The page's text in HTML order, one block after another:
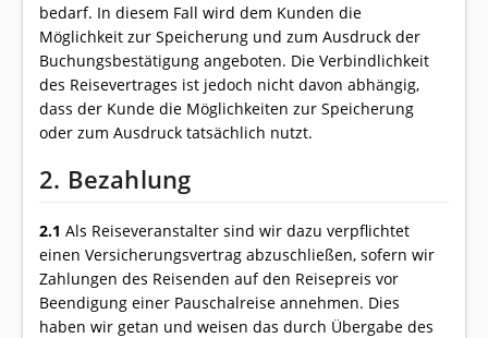
bedarf. In diesem Fall wird dem Kunden die
Möglichkeit zur Speicherung und zum Ausdruck der
Buchungsbestätigung angeboten. Die Verbindlichkeit
des Reisevertrages ist jedoch nicht davon abhängig,
dass der Kunde die Möglichkeiten zur Speicherung
oder zum Ausdruck tatsächlich nutzt.
2. Bezahlung
2.1 Als Reiseveranstalter sind wir dazu verpflichtet
einen Versicherungsvertrag abzuschließen, sofern wir
Zahlungen des Reisenden auf den Reisepreis vor
Beendigung einer Pauschalreise annehmen. Dies
haben wir getan und weisen das durch Übergabe des